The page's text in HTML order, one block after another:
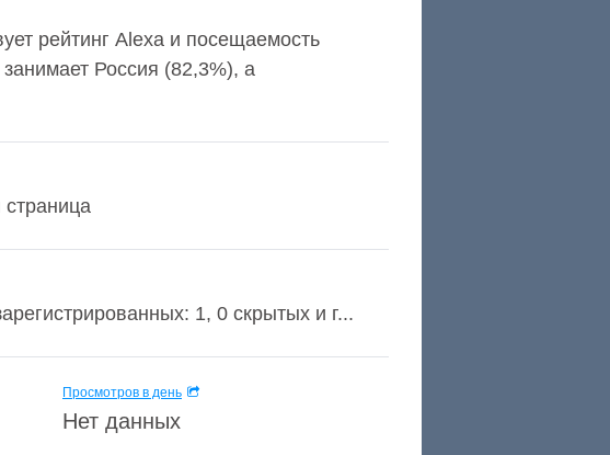
рейтинг Alexa и посещаемость
Россия (82,3%), а
страница
1, 0 скрытых и г...
Просмотров в день
Нет данных